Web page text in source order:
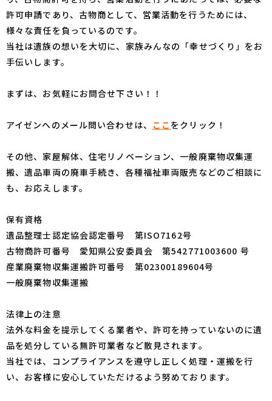
許可申請であり、古物商として、営業活動を行うためには、
様々な責任を負っているのです。
当社は遺族の想いを大切に、家族みんなの「幸せづくり」をお
手伝いします。
まずは、お気軽にお問合せ下さい！！
アイゼンへのメール問い合わせは、 ここ をクリック！
その他、家屋解体、住宅リノベーション、一般廃棄物収集運
搬、遺品車両の廃車手続き、各種福祉車両販売などのご相談に
も、お応えします。
保有資格
遺品整理士認定協会認定番号 第ISO7162号
古物商許可番号 愛知県公安委員会 第542771003600 号
産業廃棄物収集運搬許可番号 第02300189604号
一般廃棄物収集運搬
法律上の注意
法外な料金を提示してくる業者や、許可を持っていないのに遺
品を処分している無許可業者など散見されます。
当社では、コンプライアンスを遵守し正しく処理・運搬を行
い、お客様に安心していただけるよう努めております。